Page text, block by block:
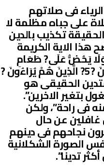
فى صلاتهم
على جباه مظلمة لا
تكذيب بالدين
الاية الكريمة
الَّذِي يُكَذِّبُ بِالدِّينِ ?1? فَذَ?لِكَ الَّذِي يَدُعُّ الْيَتِيمَ ?2?وَلَا يَحُضُّ عَلَى? طَعَامِ
الْمِسْكِينِ ?3? فَوَيْلٌ لِّلْمُصَلِّينَ ?4? الَّذِينَ هُمْ عَن صَلَاتِهِمْ سَاهُونَ ?5? الَّذِينَ هُمْ يُرَاءُونَ ?
“المتدين الحقيقى هو
الاخرين”.
فى راحة”، ولكن
غافلين عن حال
نجاحهم فى دينهم
الصورة الشكلانية
تدينا”.